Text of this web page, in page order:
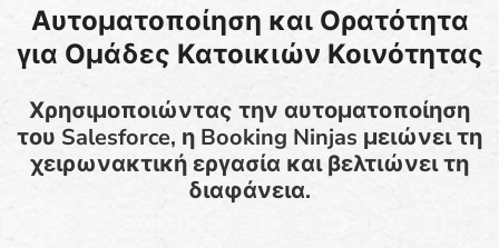
Αυτοματοποίηση και Ορατότητα
για Ομάδες Κατοικιών Κοινότητας
Χρησιμοποιώντας την αυτοματοποίηση
του Salesforce, η Booking Ninjas μειώνει τη
χειρωνακτική εργασία και βελτιώνει τη
διαφάνεια.